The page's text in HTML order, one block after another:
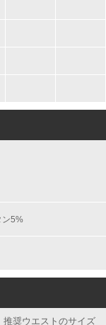
ン5%
奨ウエストのサイズ